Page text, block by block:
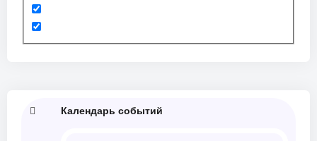
Календарь событий